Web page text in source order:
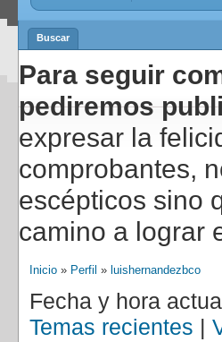
Buscar
Para seguir
pediremos
expresar la
comprobantes,
escépticos sino
camino a lograr
Inicio » Perfil » luishernandezbco
Fecha y hora
Temas recientes |